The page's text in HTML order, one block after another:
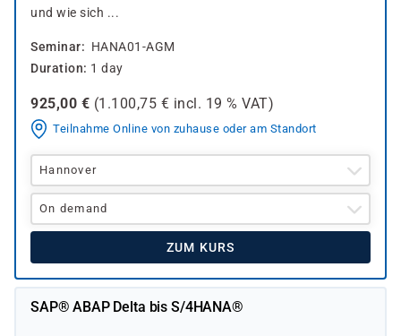
und wie sich ...
Seminar
HANA01-AGM
Duration
1 day
925,00 € (1.100,75 € incl. 19 % VAT)
Teilnahme Online von zuhause oder am Standort
Hannover
On demand
ZUM KURS
SAP® ABAP Delta bis S/4HANA®